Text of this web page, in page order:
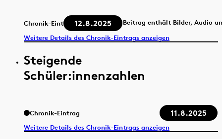
Chronik-Eintrag 12.8.2025
Beitrag enthält Bilder, Audio
Weitere Details des Chronik-Eintrags anzeigen
Steigende
Schüler:innenzahlen
Chronik-Eintrag 11.8.2025
Weitere Details des Chronik-Eintrags anzeigen